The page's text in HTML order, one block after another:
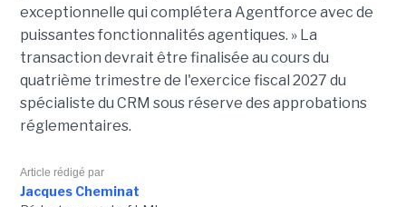
exceptionnelle qui complétera Agentforce avec de
puissantes fonctionnalités agentiques. » La
transaction devrait être finalisée au cours du
quatrième trimestre de l'exercice fiscal 2027 du
spécialiste du CRM sous réserve des approbations
réglementaires.
Article rédigé par
Jacques Cheminat